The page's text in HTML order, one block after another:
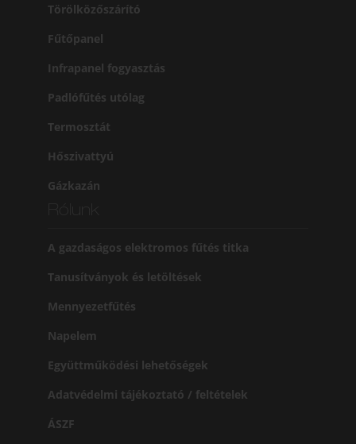
Törölközőszárító
Fűtőpanel
Infrapanel fogyasztás
Padlófűtés utólag
Termosztát
Hőszivattyú
Gázkazán
A gazdaságos elektromos fűtés titka
Tanusítványok és letöltések
Mennyezetfűtés
Napelem
Együttműködési lehetőségek
Adatvédelmi tájékoztató / feltételek
ÁSZF